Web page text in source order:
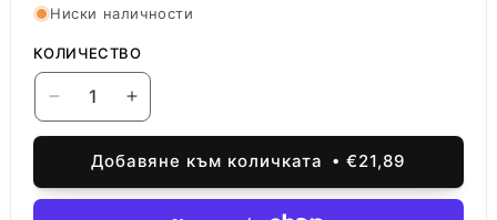
Ниски наличности
КОЛИЧЕСТВО
Намаляване
на
количеството
Батерия
Увеличаване
на
количеството
за
Батерия
Добавяне към количката €21,89